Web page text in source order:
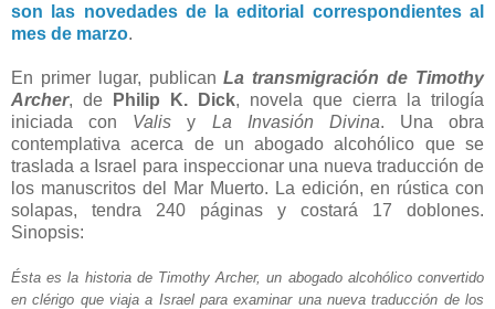
son las novedades de la editorial correspondientes al
mes de marzo.
En primer lugar, publicanLa transmigración de Timothy
Archer, de Philip K. Dick, novela que cierra la trilogía
iniciada con Valis y La Invasión Divina. Una obra
contemplativa acerca de un abogado alcohólico que se
traslada a Israel para inspeccionar una nueva traducción de
los manuscritos del Mar Muerto. La edición, en rústica con
solapas, tendra 240 páginas y costará 17 doblones.
Sinopsis:
Ésta es la historia de Timothy Archer, un abogado alcohólico convertido
en clérigo que viaja a Israel para examinar una nueva traducción de los